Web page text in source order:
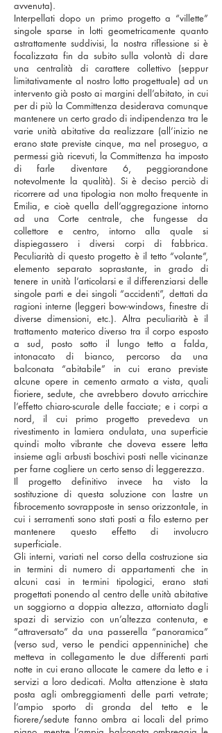
avvenuta).
Interpellati dopo un primo progetto a “villette”
singole sparse in lotti geometricamente quanto
astrattamente suddivisi, la nostra riflessione si è
focalizzata fin da subito sulla volontà di dare
una centralità di carattere collettivo (seppur
limitativamente al nostro lotto progettuale) ad un
intervento già posto ai margini dell’abitato, in cui
per di più la Committenza desiderava comunque
mantenere un certo grado di indipendenza tra le
varie unità abitative da realizzare (all’inizio ne
erano state previste cinque, ma nel proseguo, a
permessi già ricevuti, la Committenza ha imposto
di farle diventare 6, peggiorandone
notevolmente la qualità). Si è deciso perciò di
ricorrere ad una tipologia non molto frequente in
Emilia, e cioè quella dell’aggregazione intorno
ad una Corte centrale, che fungesse da
collettore e centro, intorno alla quale si
dispiegassero i diversi corpi di fabbrica.
Peculiarità di questo progetto è il tetto “volante”,
elemento separato soprastante, in grado di
tenere in unità l’articolarsi e il differenziarsi delle
singole parti e dei singoli “accidenti”, dettati da
ragioni interne (leggeri bow-windows, finestre di
diverse dimensioni, etc.). Altra peculiarità è il
trattamento materico diverso tra il corpo esposto
a sud, posto sotto il lungo tetto a falda,
intonacato di bianco, percorso da una
balconata “abitabile” in cui erano previste
alcune opere in cemento armato a vista, quali
fioriere, sedute, che avrebbero dovuto arricchire
l’effetto chiaro-scurale delle facciate; e i corpi a
nord, il cui primo progetto prevedeva un
rivestimento in lamiera ondulata, una superficie
quindi molto vibrante che doveva essere letta
insieme agli arbusti boschivi posti nelle vicinanze
per farne cogliere un certo senso di leggerezza.
Il progetto definitivo invece ha visto la
sostituzione di questa soluzione con lastre un
fibrocemento sovrapposte in senso orizzontale, in
cui i serramenti sono stati posti a filo esterno per
mantenere questo effetto di involucro
superficiale.
Gli interni, variati nel corso della costruzione sia
in termini di numero di appartamenti che in
alcuni casi in termini tipologici, erano stati
progettati ponendo al centro delle unità abitative
un soggiorno a doppia altezza, attorniato dagli
spazi di servizio con un’altezza contenuta, e
“attraversato” da una passerella “panoramica”
(verso sud, verso le pendici appenniniche) che
metteva in collegamento le due differenti parti
notte in cui erano allocate le camere da letto e i
servizi a loro dedicati. Molta attenzione è stata
posta agli ombreggiamenti delle parti vetrate;
l’ampio sporto di gronda del tetto e le
fiorere/sedute fanno ombra ai locali del primo